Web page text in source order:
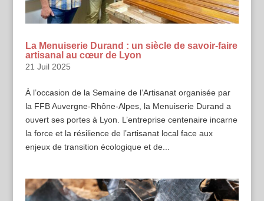
La Menuiserie Durand : un siècle de savoir-faire
artisanal au cœur de Lyon
21 Juil 2025
À l’occasion de la Semaine de l’Artisanat organisée par
la FFB Auvergne-Rhône-Alpes, la Menuiserie Durand a
ouvert ses portes à Lyon. L’entreprise centenaire incarne
la force et la résilience de l’artisanat local face aux
enjeux de transition écologique et de...